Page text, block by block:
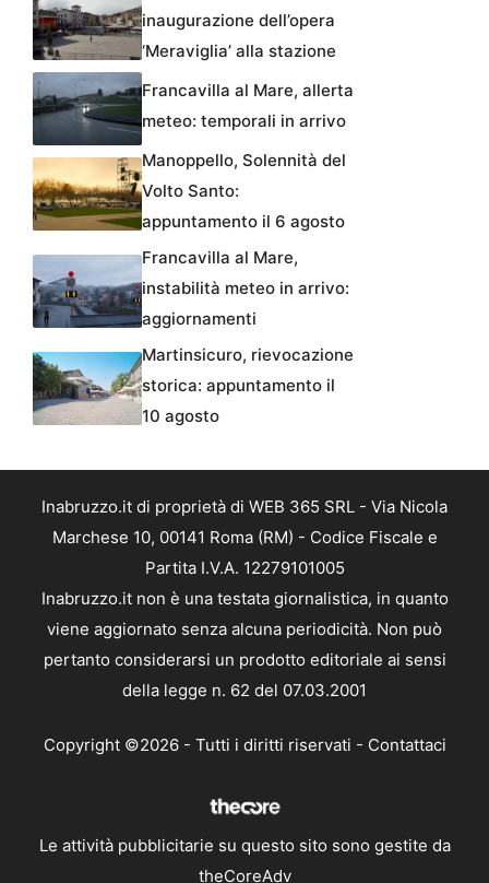
inaugurazione dell’opera
‘Meraviglia’ alla stazione
Francavilla al Mare, allerta
meteo: temporali in arrivo
Manoppello, Solennità del
Volto Santo:
appuntamento il 6 agosto
Francavilla al Mare,
instabilità meteo in arrivo:
aggiornamenti
Martinsicuro, rievocazione
storica: appuntamento il
10 agosto
Inabruzzo.it di proprietà di WEB 365 SRL - Via Nicola
Marchese 10, 00141 Roma (RM) - Codice Fiscale e
Partita I.V.A. 12279101005
Inabruzzo.it non è una testata giornalistica, in quanto
viene aggiornato senza alcuna periodicità. Non può
pertanto considerarsi un prodotto editoriale ai sensi
della legge n. 62 del 07.03.2001
Copyright ©2026 - Tutti i diritti riservati - Contattaci
Le attività pubblicitarie su questo sito sono gestite da
theCoreAdv